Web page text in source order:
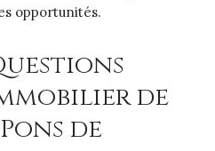
opportunités.
de
de